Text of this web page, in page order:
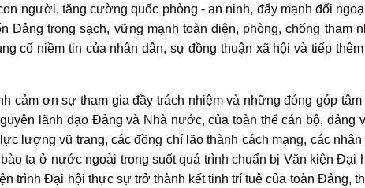
người, tăng cường quốc phòng - an ninh, đẩy mạnh đối
Đảng trong sạch, vững mạnh toàn diện, phòng, chống tham
cố niềm tin của nhân dân, sự đồng thuận xã hội và tiếp
cảm ơn sự tham gia đầy trách nhiệm và những đóng góp tâm
lãnh đạo Đảng và Nhà nước, của toàn thể cán bộ, đảng
lượng vũ trang, các đồng chí lão thành cách mạng, các nhân
ta ở nước ngoài trong suốt quá trình chuẩn bị Văn kiện Đại
trình Đại hội thực sự trở thành kết tinh trí tuệ của toàn Đảng,